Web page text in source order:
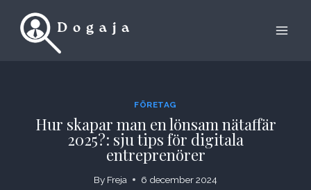
FÖRETAG
Hur skapar man en lönsam nätaffär
2025?: sju tips för digitala
entreprenörer
By Freja 6 december 2024